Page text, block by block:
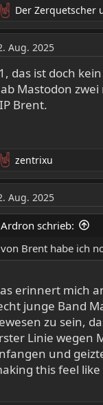
R
Der Zerquetscher
Aug. 2025
das ist doch
Mastodon
Brent.
R
o
zentrixu
Aug. 2025
Ardron schrieb:
von Brent habe ich
erinnert mich
junge Band
zu sein,
Linie wegen
und
this feel